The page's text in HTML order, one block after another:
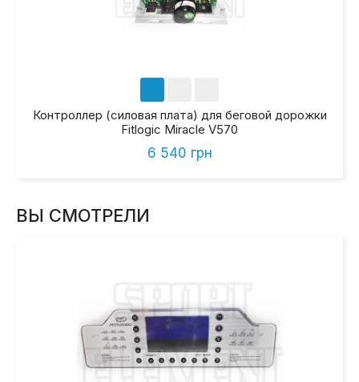
Контроллер (силовая плата) для беговой дорожки
Fitlogic Miracle V570
6 540 грн
ВЫ СМОТРЕЛИ